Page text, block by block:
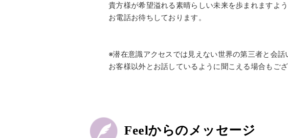
貴方様が希望溢れる素晴らしい未来を歩まれますよ
お電話お待ちしております。
※潜在意識アクセスでは見えない世界の第三者と会話
お客様以外とお話しているように聞こえる場合もご
Feelからのメッセージ